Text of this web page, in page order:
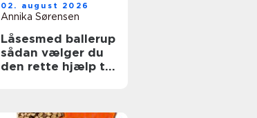
02. august 2026
Annika Sørensen
Låsesmed ballerup
sådan vælger du
den rette hjælp til